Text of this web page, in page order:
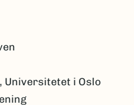
i Oslo